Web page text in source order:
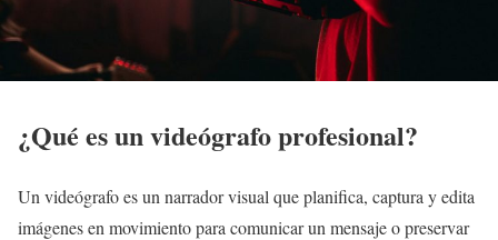
¿Qué es un videógrafo profesional?
Un videógrafo es un narrador visual que planifica, captura y edita
imágenes en movimiento para comunicar un mensaje o preservar